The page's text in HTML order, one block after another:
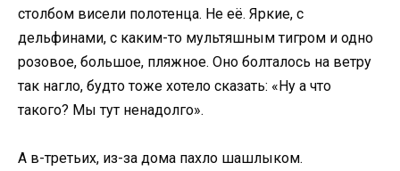
столбом висели полотенца. Не её. Яркие, с
дельфинами, с каким-то мультяшным тигром и одно
розовое, большое, пляжное. Оно болталось на ветру
так нагло, будто тоже хотело сказать: «Ну а что
такого? Мы тут ненадолго».
А в-третьих, из-за дома пахло шашлыком.